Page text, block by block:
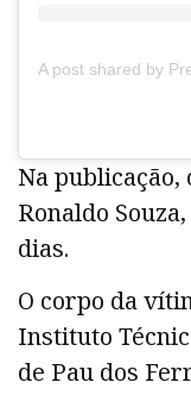
Na publicação,
Ronaldo
dias.
O corpo da
Instituto
de Pau dos